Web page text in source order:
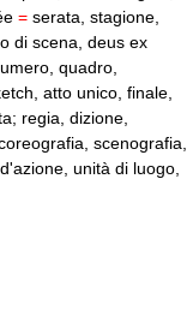
= serata, stagione,
di scena, deus ex
quadro,
atto unico, finale,
regia, dizione,
scenografia,
unità di luogo,